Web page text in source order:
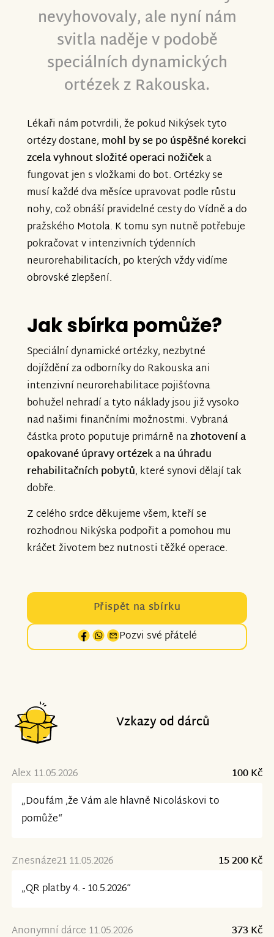
nevyhovovaly, ale nyní nám
svitla naděje v podobě
speciálních dynamických
ortézek z Rakouska.
Lékaři nám potvrdili, že pokud Nikýsek tyto
ortézy dostane, mohl by se po úspěšné korekci
zcela vyhnout složité operaci nožičeka
fungovat jen s vložkami do bot. Ortézky se
musí každé dva měsíce upravovat podle růstu
nohy, což obnáší pravidelné cesty do Vídně a do
pražského Motola. K tomu syn nutně potřebuje
pokračovat v intenzivních týdenních
neurorehabilitacích, po kterých vždy vidíme
obrovské zlepšení.
Jak sbírka pomůže?
Speciální dynamické ortézky, nezbytné
dojíždění za odborníky do Rakouska ani
intenzivní neurorehabilitace pojišťovna
bohužel nehradí a tyto náklady jsou již vysoko
nad našimi finančními možnostmi. Vybraná
částka proto poputuje primárně nazhotovení a
opakované úpravy ortézekana úhradu
rehabilitačních pobytů, které synovi dělají tak
dobře.
Z celého srdce děkujeme všem, kteří se
rozhodnou Nikýska podpořit a pomohou mu
kráčet životem bez nutnosti těžké operace.
Přispět na sbírku
Pozvi své přátelé
Vzkazy od dárců
Alex 11.05.2026
100 Kč
„Doufám ,že Vám ale hlavně Nicoláskovi to
pomůže“
Znesnáze21 11.05.2026
15 200 Kč
„QR platby 4. - 10.5.2026“
Anonymní dárce 11.05.2026
373 Kč